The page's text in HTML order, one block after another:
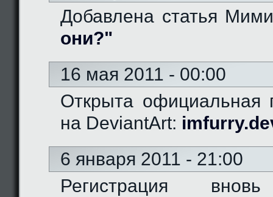
Добавлена статья
они?"
16 мая 2011 - 00:00
Открыта официальная
на DeviantArt:
6 января 2011 - 21:00
Регистрация